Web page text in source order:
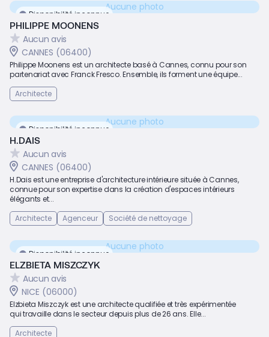
Disponibilité inconnue
Aucune photo
PHILIPPE MOONENS
Aucun avis
CANNES (06400)
Philippe Moonens est un architecte basé à Cannes, connu pour son
partenariat avec Franck Fresco. Ensemble, ils forment une équipe...
Architecte
Disponibilité inconnue
Aucune photo
H.DAIS
Aucun avis
CANNES (06400)
H.Dais est une entreprise d'architecture intérieure située à Cannes,
connue pour son expertise dans la création d'espaces intérieurs
élégants et...
Architecte
Agenceur Société de nettoyage
Disponibilité inconnue
Aucune photo
ELZBIETA MISZCZYK
Aucun avis
NICE (06000)
Elzbieta Miszczyk est une architecte qualifiée et très expérimentée
qui travaille dans le secteur depuis plus de 26 ans. Elle...
Architecte